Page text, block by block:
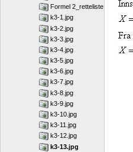
Formel 2_retteliste.jpg
k3-1.jpg
k3-2.jpg
k3-3.jpg
k3-4.jpg
k3-5.jpg
k3-6.jpg
k3-7.jpg
k3-8.jpg
k3-9.jpg
k3-10.jpg
k3-11.jpg
k3-12.jpg
k3-13.jpg